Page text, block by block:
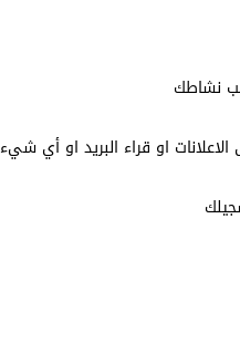
نشاطك
او قراء البريد او أي شيء